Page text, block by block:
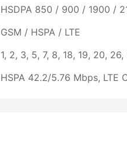
HSDPA 850 / 900 / 1900 /
GSM / HSPA / LTE
1, 2, 3, 5, 7, 8, 18, 19, 20,
HSPA 42.2/5.76 Mbps, LTE